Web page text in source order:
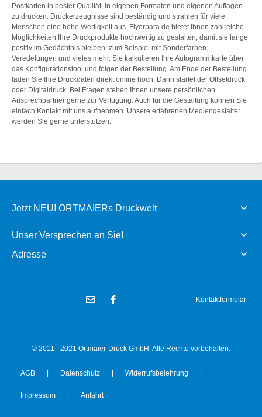
Postkarten in bester Qualität, in eigenen Formaten und eigenen Auflagen
zu drucken. Druckerzeugnisse sind beständig und strahlen für viele
Menschen eine hohe Wertigkeit aus. Flyerpara.de bietet Ihnen zahlreiche
Möglichkeiten Ihre Druckprodukte hochwertig zu gestalten, damit sie lange
positiv im Gedächtnis bleiben: zum Beispiel mit Sonderfarben,
Veredelungen und vieles mehr. Sie kalkulieren Ihre Autogrammkarte über
das Konfigurationstool und folgen der Bestellung. Am Ende der Bestellung
laden Sie Ihre Druckdaten direkt online hoch. Dann startet der Offsetdruck
oder Digitaldruck. Bei Fragen stehen Ihnen unsere persönlichen
Ansprechpartner gerne zur Verfügung. Auch für die Gestaltung können Sie
einfach Kontakt mit uns aufnehmen. Unsere erfahrenen Mediengestalter
werden Sie gerne unterstützen.
Jetzt NEU! ORTMAIERs Druckwelt
Unser Versprechen an Sie!
Adresse
Kontaktformular
© 2011 - 2021 Ortmaier-Druck GmbH. Alle Rechte vorbehalten.
AGB | Datenschutz | Widerrufsbelehrung |
Impressum | Anfahrt